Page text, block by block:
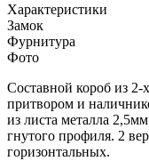
Характеристики
Замок
Фурнитура
Фото
Составной короб из
притвором и
из листа металла
гнутого профиля. 2
горизонтальных.